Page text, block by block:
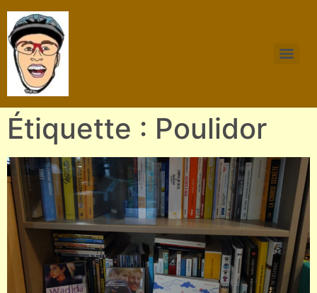
Étiquette : Poulidor